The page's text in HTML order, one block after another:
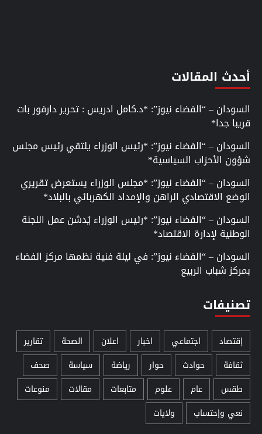
أحدث المقالات
السودان – “الفضاء نيوز”: *د.كامل ادريس : تحرير دارفور بات
قريبا جدا*
السودان – “الفضاء نيوز”: *رئيس الوزراء يلتقي رئيس مجلس
شؤون الأحزاب السياسية*
السودان – “الفضاء نيوز”: *مجلس الوزراء يستعرض تقريري
الوضع الاقتصادي الراهن والإمداد الكهربائي بالبلاد*
السودان – “الفضاء نيوز”: *رئيس الوزراء يُدشن عمل اللجنة
الوطنية لإدارة الاقتصاد*
السودان – “الفضاء نيوز”: في ليلة فنية نظمها مركز الفضاء
بمركز شباب الربيع
تصنيفات
إقتصاد اجتماعي اخبار اعلان الصحة
تقارير
ثقافة
حوادث حوار رياضة سياسة
صحف
طقس
عام علوم متابعات مقالات
منوعات
نعي وإحتساب
ولايات